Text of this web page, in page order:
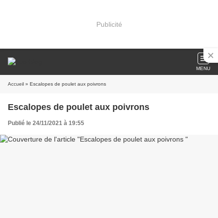
Publicité
MENU
Accueil » Escalopes de poulet aux poivrons
Escalopes de poulet aux poivrons
Publié le 24/11/2021 à 19:55